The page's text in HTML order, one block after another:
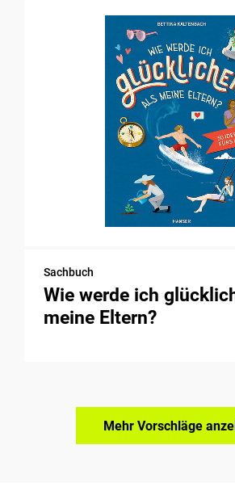
Sachbuch
Wie werde ich
meine Eltern?
Mehr Vorschläge